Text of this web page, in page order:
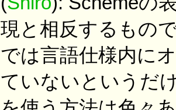
現と相反するもの
では言語仕様内に
ていないというだ